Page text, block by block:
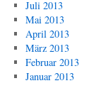
Juli 2013
Mai 2013
April 2013
März 2013
Februar 2013
Januar 2013